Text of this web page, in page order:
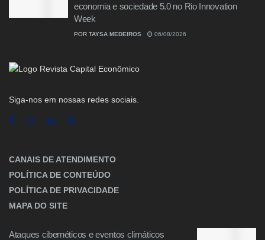
economia e sociedade 5.0 no Rio Innovation
Week
POR TAYSA MEDEIROS 06/08/2026
Siga-nos em nossas redes sociais.
CANAIS DE ATENDIMENTO
POLÍTICA DE CONTEÚDO
POLÍTICA DE PRIVACIDADE
MAPA DO SITE
Ataques cibernéticos e eventos climáticos